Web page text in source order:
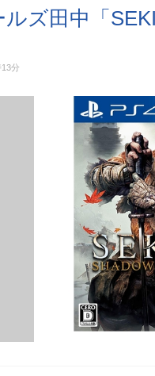
ズ田中「
分